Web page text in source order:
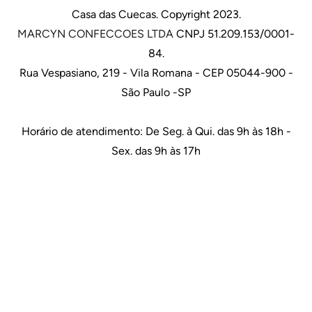
Casa das Cuecas. Copyright 2023.
MARCYN CONFECCOES LTDA CNPJ 51.209.153/0001-
84.
Rua Vespasiano, 219 - Vila Romana - CEP 05044-900 -
São Paulo -SP
Horário de atendimento: De Seg. à Qui. das 9h às 18h -
Sex. das 9h às 17h